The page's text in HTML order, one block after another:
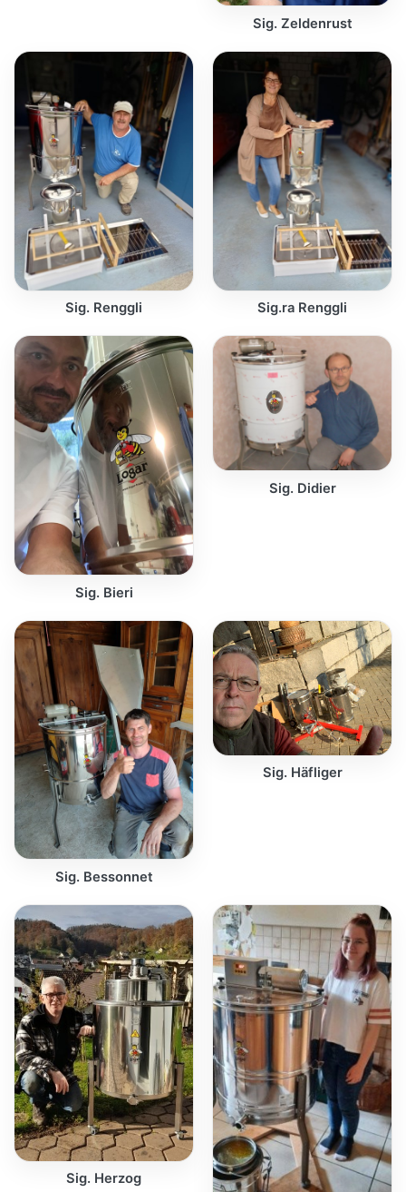
Sig. Zeldenrust
Sig. Renggli Sig.ra Renggli
Sig. Bieri
Sig. Didier
Sig. Bessonnet
Sig. Häfliger
Sig. Herzog